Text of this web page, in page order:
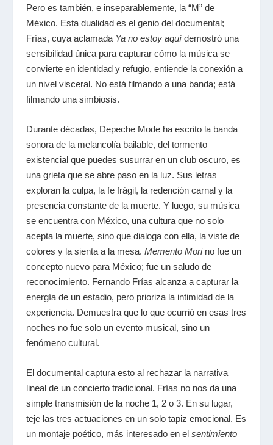
Pero es también, e inseparablemente, la “M” de
México. Esta dualidad es el genio del documental;
Frías, cuya aclamada Ya no estoy aquídemostró una
sensibilidad única para capturar cómo la música se
convierte en identidad y refugio, entiende la conexión a
un nivel visceral. No está filmando a una banda; está
filmando una simbiosis.
Durante décadas, Depeche Mode ha escrito la banda
sonora de la melancolía bailable, del tormento
existencial que puedes susurrar en un club oscuro, es
una grieta que se abre paso en la luz. Sus letras
exploran la culpa, la fe frágil, la redención carnal y la
presencia constante de la muerte. Y luego, su música
se encuentra con México, una cultura que no solo
acepta la muerte, sino que dialoga con ella, la viste de
colores y la sienta a la mesa. Memento Morino fue un
concepto nuevo para México; fue un saludo de
reconocimiento. Fernando Frías alcanza a capturar la
energía de un estadio, pero prioriza la intimidad de la
experiencia. Demuestra que lo que ocurrió en esas tres
noches no fue solo un evento musical, sino un
fenómeno cultural.
El documental captura esto al rechazar la narrativa
lineal de un concierto tradicional. Frías no nos da una
simple transmisión de la noche 1, 2 o 3. En su lugar,
teje las tres actuaciones en un solo tapiz emocional. Es
un montaje poético, más interesado en el sentimiento